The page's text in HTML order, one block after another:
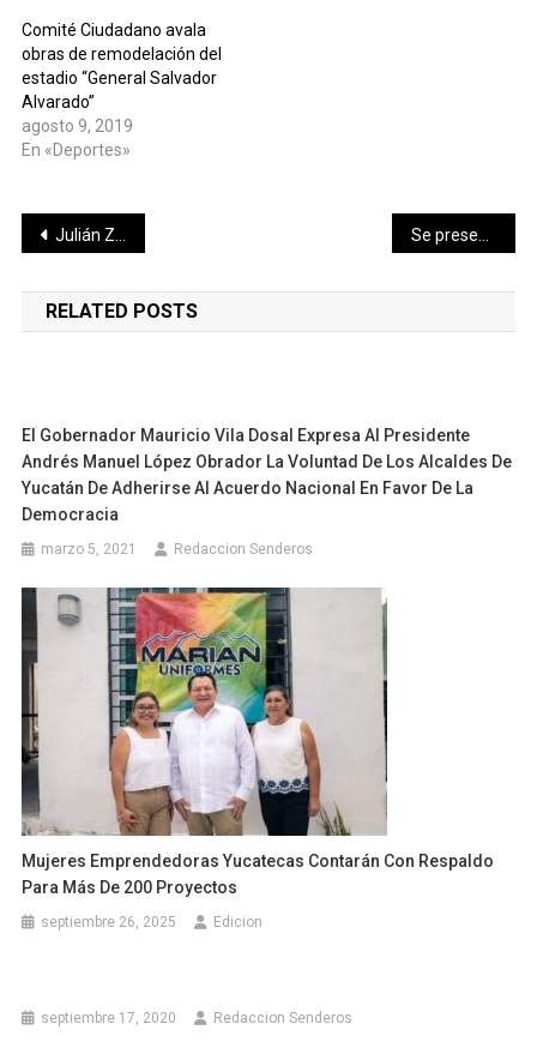
Comité Ciudadano avala
obras de remodelación del
estadio “General Salvador
Alvarado”
agosto 9, 2019
En «Deportes»
Navegación
de
entradas
Julián Zacarías Curi inaugura nueva ruta de transporte para los jóvenes del ITSP
RELATED POSTS
El Gobernador Mauricio Vila Dosal Expresa Al Presidente
Andrés Manuel López Obrador La Voluntad De Los Alcaldes De
Yucatán De Adherirse Al Acuerdo Nacional En Favor De La
Democracia
marzo 5, 2021 Redaccion Senderos
Mujeres Emprendedoras Yucatecas Contarán Con Respaldo
Para Más De 200 Proyectos
septiembre 26, 2025 Edicion
septiembre 17, 2020 Redaccion Senderos